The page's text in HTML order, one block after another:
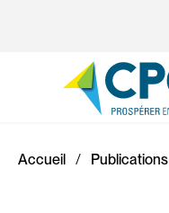
Accueil Publications